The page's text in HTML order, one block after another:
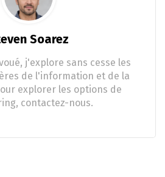
Soarez
j'explore sans cesse les
de l'information et de la
explorer les options de
contactez-nous.